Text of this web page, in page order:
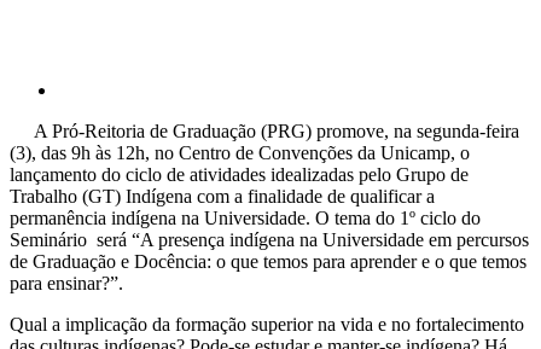
A Pró-Reitoria de Graduação (PRG) promove, na segunda-feira
(3), das 9h às 12h, no Centro de Convenções da Unicamp, o
lançamento do ciclo de atividades idealizadas pelo Grupo de
Trabalho (GT) Indígena com a finalidade de qualificar a
permanência indígena na Universidade. O tema do 1º ciclo do
Seminário será “A presença indígena na Universidade em percursos
de Graduação e Docência: o que temos para aprender e o que temos
para ensinar?”.
Qual a implicação da formação superior na vida e no fortalecimento